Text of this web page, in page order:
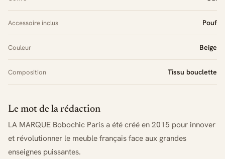
Accessoire inclus Pouf
Couleur Beige
Composition Tissu bouclette
Le mot de la rédaction
LA MARQUE Bobochic Paris a été créé en 2015 pour innover
et révolutionner le meuble français face aux grandes
enseignes puissantes.